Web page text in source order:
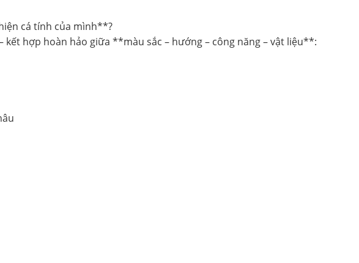
cá tính của mình**?
hợp hoàn hảo giữa **màu sắc – hướng – công năng – vật liệu**: